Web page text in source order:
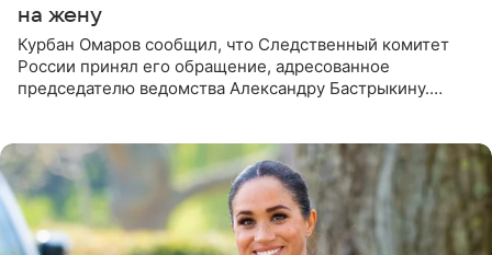
на жену
Курбан Омаров сообщил, что Следственный комитет
России принял его обращение, адресованное
председателю ведомства Александру Бастрыкину.